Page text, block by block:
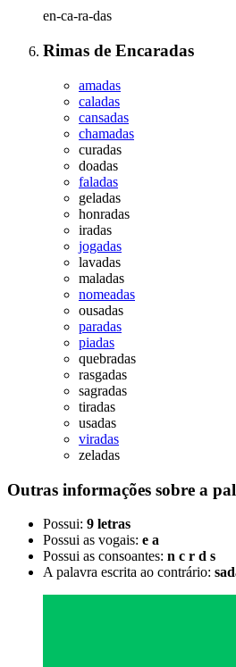
en-ca-ra-das
Rimas de Encaradas
amadas
caladas
cansadas
chamadas
curadas
doadas
faladas
geladas
honradas
iradas
jogadas
lavadas
maladas
nomeadas
ousadas
paradas
piadas
quebradas
rasgadas
sagradas
tiradas
usadas
viradas
zeladas
Outras informações sobre a
Possui: 9 letras
Possui as vogais: e a
Possui as consoantes: n c r d s
A palavra escrita ao contrário: